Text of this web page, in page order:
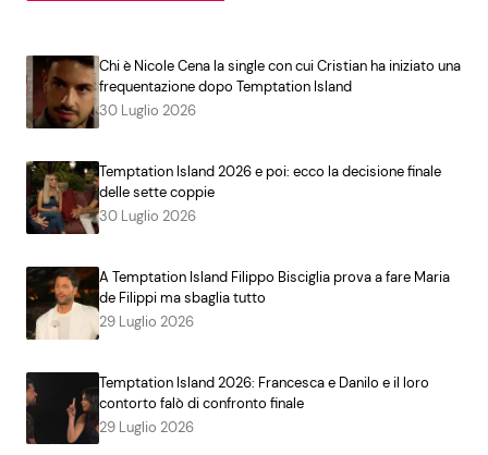
Chi è Nicole Cena la single con cui Cristian ha iniziato una
frequentazione dopo Temptation Island
30 Luglio 2026
Temptation Island 2026 e poi: ecco la decisione finale
delle sette coppie
30 Luglio 2026
A Temptation Island Filippo Bisciglia prova a fare Maria
de Filippi ma sbaglia tutto
29 Luglio 2026
Temptation Island 2026: Francesca e Danilo e il loro
contorto falò di confronto finale
29 Luglio 2026